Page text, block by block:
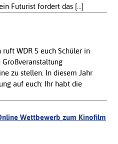
Futurist fordert das [...]
WDR 5 euch Schüler in
zu stellen. In diesem Jahr
auf euch: Ihr habt die
Wettbewerb zum Kinofilm